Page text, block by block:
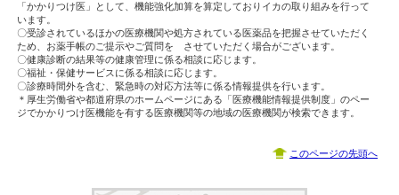
「かかりつけ医」として、機能強化加算を算定しておりイカの取り組みを行って
います。
〇受診されているほかの医療機関や処方されている医薬品を把握させていただく
ため、お薬手帳のご提示やご質問を させていただく場合がございます。
〇健康診断の結果等の健康管理に係る相談に応じます。
〇福祉・保健サービスに係る相談に応じます。
〇診療時間外を含む、緊急時の対応方法等に係る情報提供を行います。
＊厚生労働省や都道府県のホームページにある「医療機能情報提供制度」のペー
ジでかかりつけ医機能を有する医療機関等の地域の医療機関が検索できます。
このページの先頭へ